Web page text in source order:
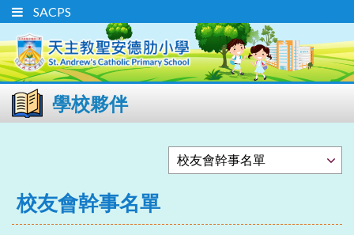
SACPS
學校夥伴
校友會幹事名單